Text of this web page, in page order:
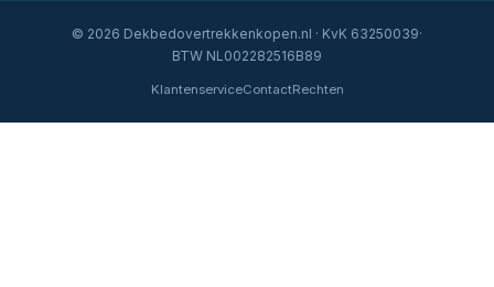
© 2026 Dekbedovertrekkenkopen.nl · KvK 63250039·
BTW NL002282516B89
KlantenserviceContactRechten